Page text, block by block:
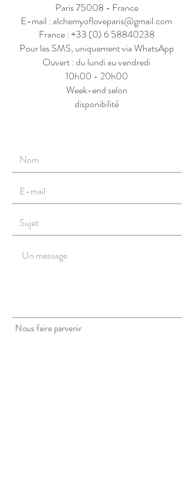
Paris 75008 - France
E-mail :alchemyofloveparis@gmail.com
France :+33 (0) 6 58840238
Pour les SMS, uniquement via WhatsApp
Ouvert : du lundi au vendredi
10h00 - 20h00
Week-end selon
disponibilité
Nous faire parvenir